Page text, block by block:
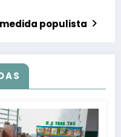
populista